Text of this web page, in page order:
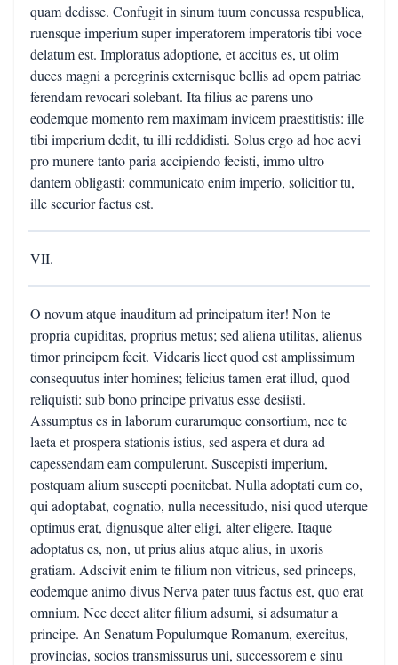
quam dedisse. Confugit in sinum tuum concussa respublica,
ruensque imperium super imperatorem imperatoris tibi voce
delatum est. Imploratus adoptione, et accitus es, ut olim
duces magni a peregrinis externisque bellis ad opem patriae
ferendam revocari solebant. Ita filius ac parens uno
eodemque momento rem maximam invicem praestitistis: ille
tibi imperium dedit, tu illi reddidisti. Solus ergo ad hoc aevi
pro munere tanto paria accipiendo fecisti, immo ultro
dantem obligasti: communicato enim imperio, solicitior tu,
ille securior factus est.
VII.
O novum atque inauditum ad principatum iter! Non te
propria cupiditas, proprius metus; sed aliena utilitas, alienus
timor principem fecit. Videaris licet quod est amplissimum
consequutus inter homines; felicius tamen erat illud, quod
reliquisti: sub bono principe privatus esse desiisti.
Assumptus es in laborum curarumque consortium, nec te
laeta et prospera stationis istius, sed aspera et dura ad
capessendam eam compulerunt. Suscepisti imperium,
postquam alium suscepti poenitebat. Nulla adoptati cum eo,
qui adoptabat, cognatio, nulla necessitudo, nisi quod uterque
optimus erat, dignusque alter eligi, alter eligere. Itaque
adoptatus es, non, ut prius alius atque alius, in uxoris
gratiam. Adscivit enim te filium non vitricus, sed princeps,
eodemque animo divus Nerva pater tuus factus est, quo erat
omnium. Nec decet aliter filium adsumi, si adsumatur a
principe. An Senatum Populumque Romanum, exercitus,
provincias, socios transmissurus uni, successorem e sinu